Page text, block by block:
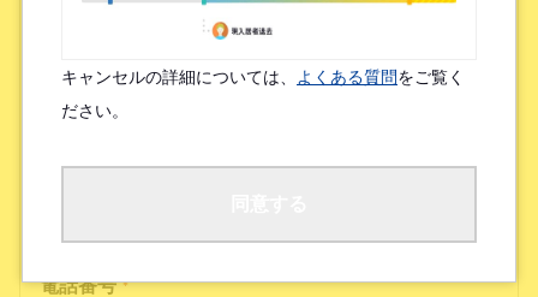
Zoom
電話番号 *
キャンセルの詳細については、 よくある質問をご覧く
ださい。